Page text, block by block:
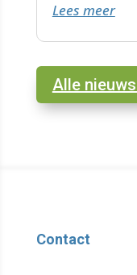
Check de
Lees meer
Alle
Contact